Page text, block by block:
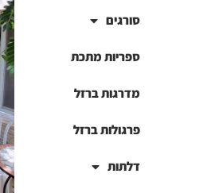
סורגים
ספריות מתכת
מדרגות ברזל
פרגולות ברזל
דלתות